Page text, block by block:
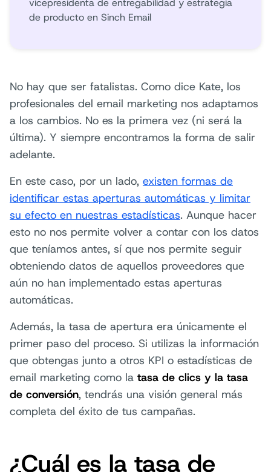
vicepresidenta de entregabilidad y estrategia
de producto en Sinch Email
No hay que ser fatalistas. Como dice Kate, los
profesionales del email marketing nos adaptamos
a los cambios. No es la primera vez (ni será la
última). Y siempre encontramos la forma de salir
adelante.
En este caso, por un lado, existen formas de
identificar estas aperturas automáticas y limitar
su efecto en nuestras estadísticas. Aunque hacer
esto no nos permite volver a contar con los datos
que teníamos antes, sí que nos permite seguir
obteniendo datos de aquellos proveedores que
aún no han implementado estas aperturas
automáticas.
Además, la tasa de apertura era únicamente el
primer paso del proceso. Si utilizas la información
que obtengas junto a otros KPI o estadísticas de
email marketing como la tasa de clics y la tasa
de conversión, tendrás una visión general más
completa del éxito de tus campañas.
¿Cuál es la tasa de